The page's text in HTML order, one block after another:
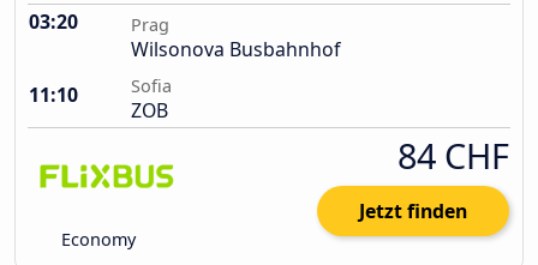
03:20 Prag
Wilsonova Busbahnhof
11:10
Sofia
ZOB
Economy
84 CHF
Jetzt finden